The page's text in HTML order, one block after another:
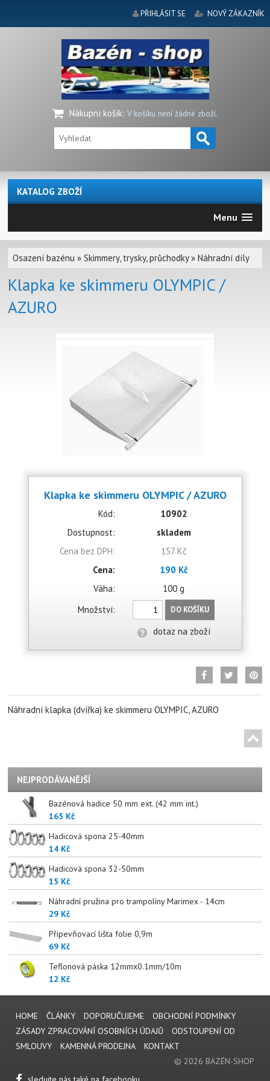
PŘIHLÁSIT SE NOVÝ ZÁKAZNÍK
Nákupní košík: V košíku není žádné zboží.
KATALOG ZBOŽÍ
Menu
Osazení bazénu »Skimmery, trysky, průchodky»Náhradní díly
Klapka ke skimmeru OLYMPIC /
AZURO
Klapka ke skimmeru OLYMPIC / AZURO
Kód:
10902
Dostupnost:
skladem
Cena bez DPH:
157 Kč
Cena:
190 Kč
Váha:
100 g
Množství:
DO KOŠÍKU
dotaz na zboží
Náhradní klapka (dvířka) ke skimmeru OLYMPIC, AZURO
NEJPRODÁVANĚJŠÍ
Bazénová hadice 50 mm ext. (42 mm int.)
165 Kč
Hadicová spona 25-40mm
14 Kč
Hadicová spona 32-50mm
15 Kč
Náhradní pružina pro trampolíny Marimex - 14cm
29 Kč
Připevňovací lišta folie 0,9m
69 Kč
Teflonová páska 12mmx0.1mm/10m
12 Kč
HOME ČLÁNKY DOPORUČUJEME
OBCHODNÍ PODMÍNKY
ZÁSADY ZPRACOVÁNÍ OSOBNÍCH ÚDAJŮ
ODSTOUPENÍ OD
SMLOUVY
KAMENNÁ PRODEJNA
KONTAKT
© 2026 BAZÉN-SHOP